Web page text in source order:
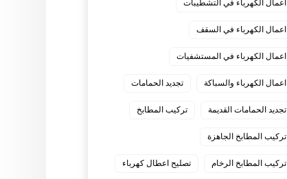
اعمال الكهرباء في التشطيبات
اعمال الكهرباء في السقف
اعمال الكهرباء في المستشفيات
اعمال الكهرباء والسباكة تجديد الحمامات
تجديد الحمامات القديمة تركيب المطابخ
تركيب المطابخ الجاهزة
تركيب المطابخ الرخام تصليح اعطال كهرباء